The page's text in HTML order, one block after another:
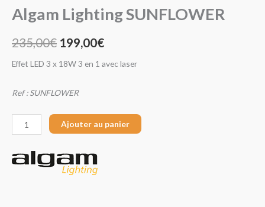
Algam Lighting SUNFLOWER
235,00€ 199,00€
Effet LED 3 x 18W 3 en 1 avec laser
Ref : SUNFLOWER
Ajouter au panier